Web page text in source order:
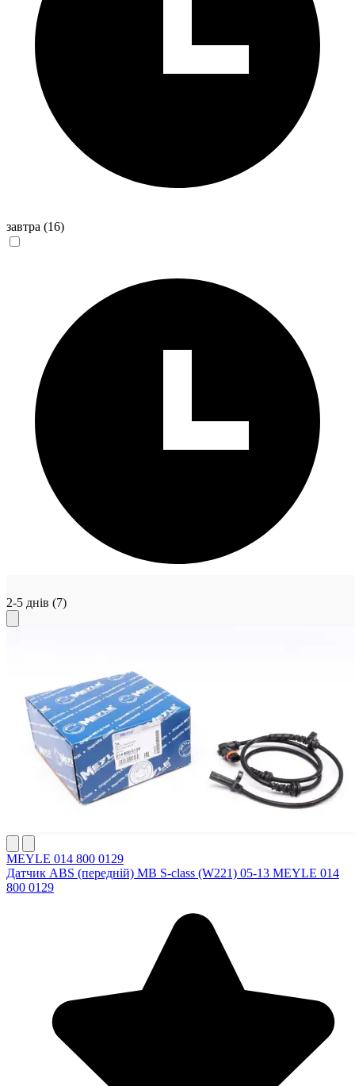
завтра (16)
2-5 днів (7)
MEYLE 014 800 0129
Датчик ABS (передній) MB S-class (W221) 05-13 MEYLE 014
800 0129